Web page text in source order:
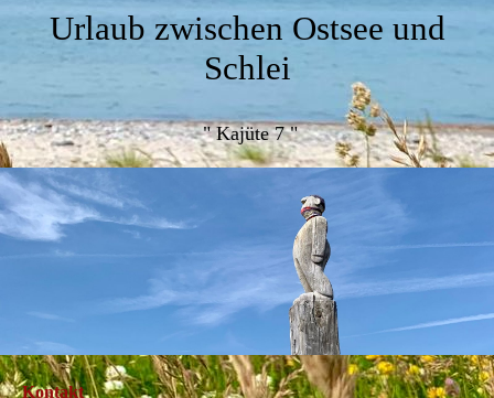
Urlaub zwischen Ostsee und
Schlei
" Kajüte 7 "
Kontakt